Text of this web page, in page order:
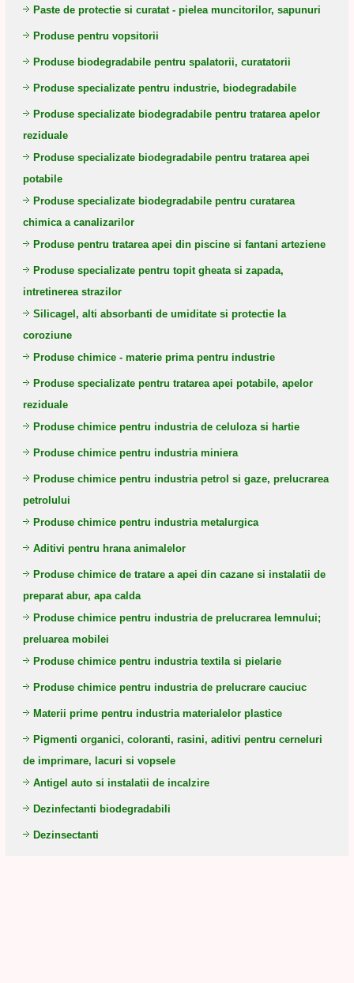
Paste de protectie si curatat - pielea muncitorilor, sapunuri
Produse pentru vopsitorii
Produse biodegradabile pentru spalatorii, curatatorii
Produse specializate pentru industrie, biodegradabile
Produse specializate biodegradabile pentru tratarea apelor
reziduale
Produse specializate biodegradabile pentru tratarea apei
potabile
Produse specializate biodegradabile pentru curatarea
chimica a canalizarilor
Produse pentru tratarea apei din piscine si fantani arteziene
Produse specializate pentru topit gheata si zapada,
intretinerea strazilor
Silicagel, alti absorbanti de umiditate si protectie la
coroziune
Produse chimice - materie prima pentru industrie
Produse specializate pentru tratarea apei potabile, apelor
reziduale
Produse chimice pentru industria de celuloza si hartie
Produse chimice pentru industria miniera
Produse chimice pentru industria petrol si gaze, prelucrarea
petrolului
Produse chimice pentru industria metalurgica
Aditivi pentru hrana animalelor
Produse chimice de tratare a apei din cazane si instalatii de
preparat abur, apa calda
Produse chimice pentru industria de prelucrarea lemnului;
preluarea mobilei
Produse chimice pentru industria textila si pielarie
Produse chimice pentru industria de prelucrare cauciuc
Materii prime pentru industria materialelor plastice
Pigmenti organici, coloranti, rasini, aditivi pentru cerneluri
de imprimare, lacuri si vopsele
Antigel auto si instalatii de incalzire
Dezinfectanti biodegradabili
Dezinsectanti